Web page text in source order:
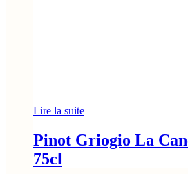
Lire la suite
Pinot Griogio La
75cl